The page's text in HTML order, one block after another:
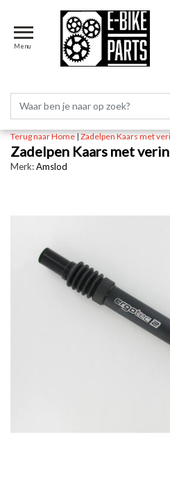
Menu
Terug naar Home|Zadelpen Kaars met
Zadelpen Kaars met
Merk:Amslod